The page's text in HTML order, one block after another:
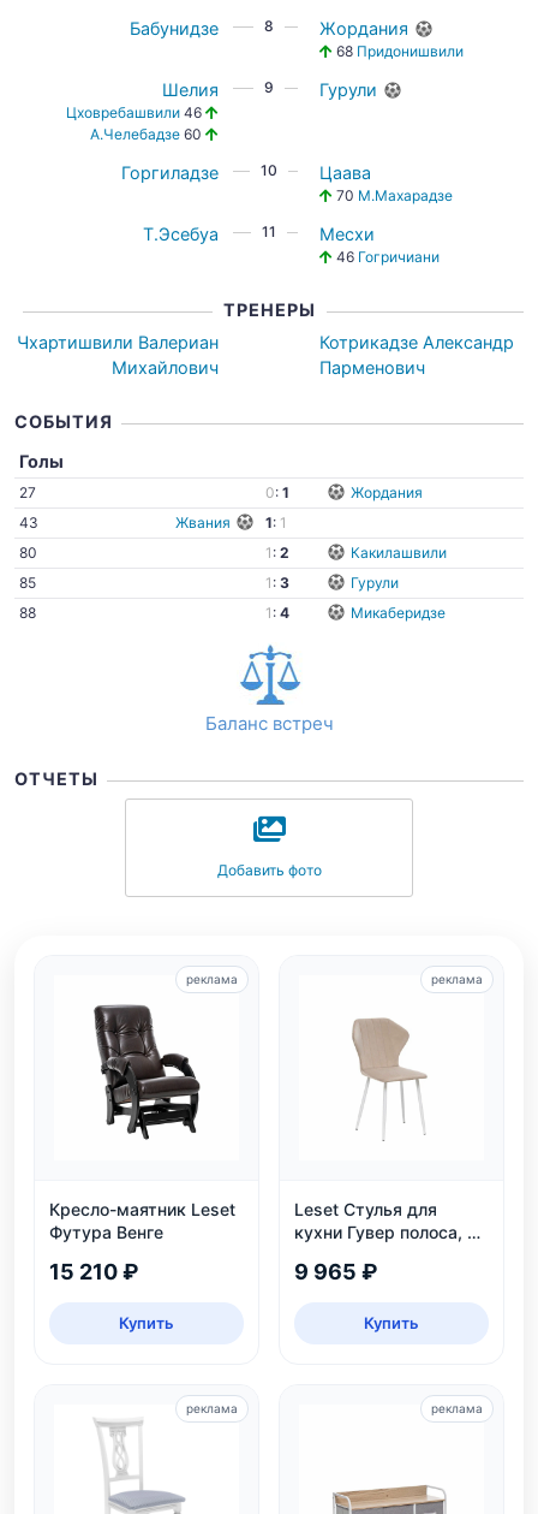
Бабунидзе
8 Жордания
68 Придонишвили
Шелия
Цховребашвили46
А.Челебадзе60
9 Гурули
Горгиладзе 10 Цаава
70 М.Махарадзе
Т.Эсебуа 11 Месхи
46 Гогричиани
ТРЕНЕРЫ
Чхартишвили Валериан
Михайлович
Котрикадзе Александр
Парменович
СОБЫТИЯ
Голы
27 0: 1
Жордания
43
Жвания 1: 1
80
1 : 2
Какилашвили
85
1 : 3
Гурули
88
1 : 4 Микаберидзе
Баланс встреч
ОТЧЕТЫ
Добавить фото
Кресло-маятник Leset
Футура Венге
15 210 ₽
Купить
реклама
Leset Стулья для
кухни Гувер полоса, 2
9 965 ₽
Купить
реклама
реклама реклама